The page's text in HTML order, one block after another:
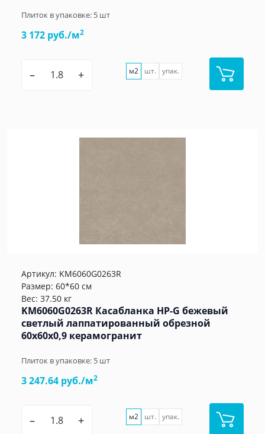
Плиток в упаковке: 5 шт
3 172 руб./м2
– + м2 шт. упак.
Артикул: KM6060G0263R
Размер: 60*60 см
Вес: 37.50 кг
KM6060G0263R Касабланка HP-G бежевый
светлый лаппатированный обрезной
60x60x0,9 керамогранит
Плиток в упаковке: 5 шт
3 247.64 руб./м2
– + м2 шт. упак.